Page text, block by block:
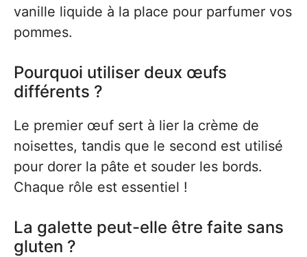
vanille liquide à la place pour parfumer vos
pommes.
Pourquoi utiliser deux œufs
différents ?
Le premier œuf sert à lier la crème de
noisettes, tandis que le second est utilisé
pour dorer la pâte et souder les bords.
Chaque rôle est essentiel !
La galette peut-elle être faite sans
gluten ?